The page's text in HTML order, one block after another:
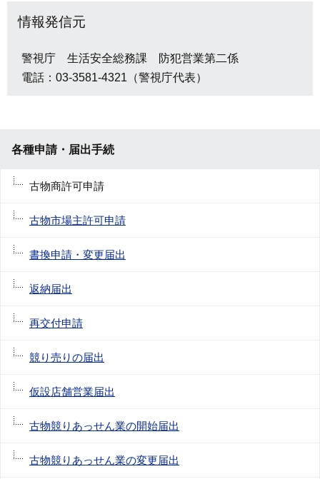
情報発信元
警視庁 生活安全総務課 防犯営業第二係
電話：03-3581-4321（警視庁代表）
各種申請・届出手続
古物商許可申請
古物市場主許可申請
書換申請・変更届出
返納届出
再交付申請
競り売りの届出
仮設店舗営業届出
古物競りあっせん業の開始届出
古物競りあっせん業の変更届出